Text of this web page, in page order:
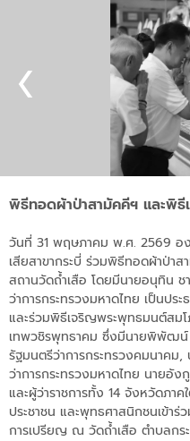
พิธีทอดผ้าป่าสามัคคีฯ และพิ
วันที่ 31 พฤษภาคม พ.ศ. 2569 อง
เสียสาขากระบี่ ร่วมพิธีทอดผ้าป่า
สถานวัดถ้ำเสือ โดยมีนายอนุทิน
ว่าการกระทรวงมหาดไทย เป็นปร
และร่วมพิธีเจริญพระพุทธมนต์สม
เทพวชิรพุทธาคม ซึ่งมีนายพิพัฒน์
รัฐมนตรีว่าการกระทรวงคมนาคม
ว่าการกระทรวงมหาดไทย นายอัง
และผู้ว่าราชการทั้ง 14 จังหวัดภา
ประชาชน และพุทธศาสนิกชนเข้า
การเปรียญ ณ วัดถ้ำเสือ ตำบลกร